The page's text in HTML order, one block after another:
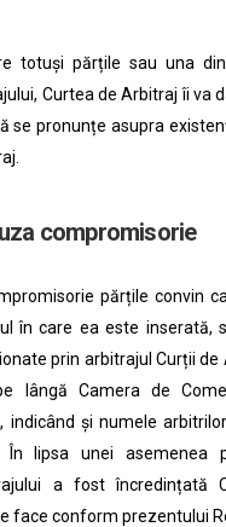
totuși părțile sau una
Curtea de Arbitraj îi va
se pronunțe asupra
compromisorie
părțile convin
în care ea este inserată,
prin arbitrajul Curții de
lângă Camera de
indicând și numele
lipsa unei asemenea
a fost încredințată
face conform prezentului